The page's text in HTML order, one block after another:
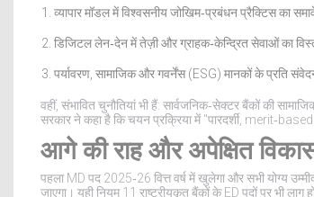
व्यापार मॉडल में विश्वसनीय जोखिम‑प्रबंधन प्रैक्टिस का
डिजिटल लेन‑देन में तेज़ी और ग्राहक‑केन्द्रित सेवाओं का
पर्यावरण, सामाजिक और गवर्नेंस (ESG) मानकों के प्रति
वहीं, संभावित चुनौतियां भी हैं: सार्वजनिक‑सेक्टर बैंकों की
सरकार ने कहा है कि चयन प्रक्रिया में "पारदर्शी,
आगे की राह और अपेक्षित
पहला MD पद 2025‑26 वित्त वर्ष में खुलेगा और सभी योग्य
जाएगा। यही नियम 11 राष्ट्रीयकृत बैंकों के ED पदों पर भी